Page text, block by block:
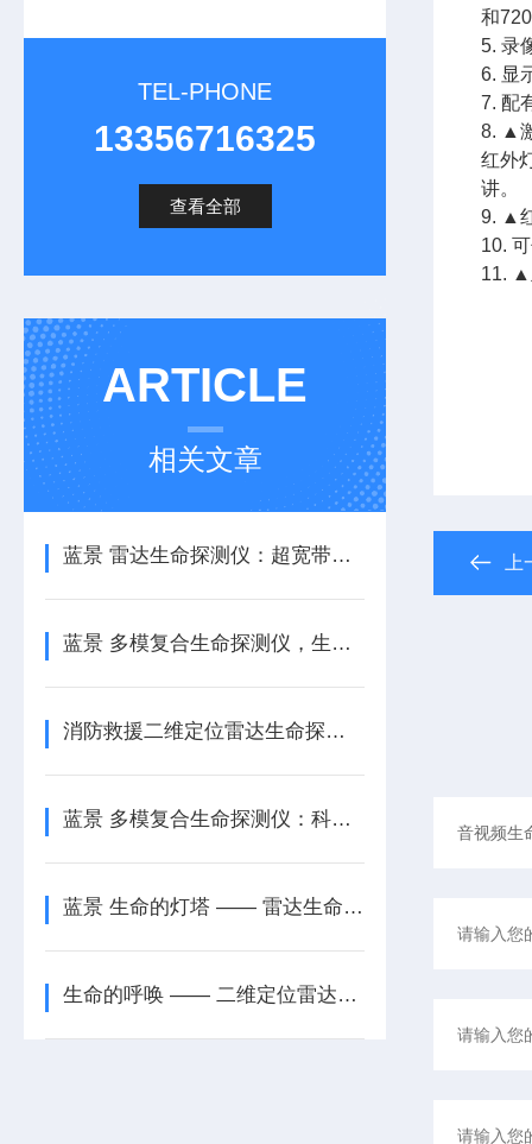
TEL-PHONE
13356716325
查看全部
ARTICLE
相关文章
蓝景 雷达生命探测仪：超宽带雷达黑科技，生命探测快准狠
蓝景 多模复合生命探测仪，生命救援的智慧之选
消防救援二维定位雷达生命探测仪：多场景救援的万-能-钥-匙
蓝景 多模复合生命探测仪：科技赋能救援使命
蓝景 生命的灯塔 —— 雷达生命探测仪（二维）
生命的呼唤 —— 二维定位雷达生命探测仪
和
5. 录
6. 显
7. 配
8. ▲
红外
讲。
9. ▲
10.
11. ▲